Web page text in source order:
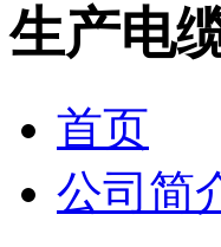
生产电
首页
公司简